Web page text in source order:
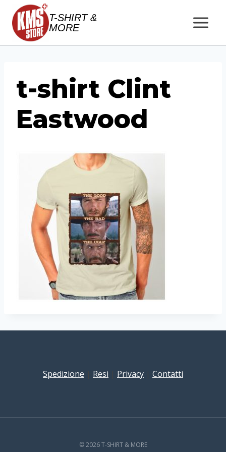
Salta
contenuto
T-SHIRT &
MORE
t-shirt Clint
Eastwood
Spedizione Resi Privacy Contatti
© 2026 T-SHIRT & MORE